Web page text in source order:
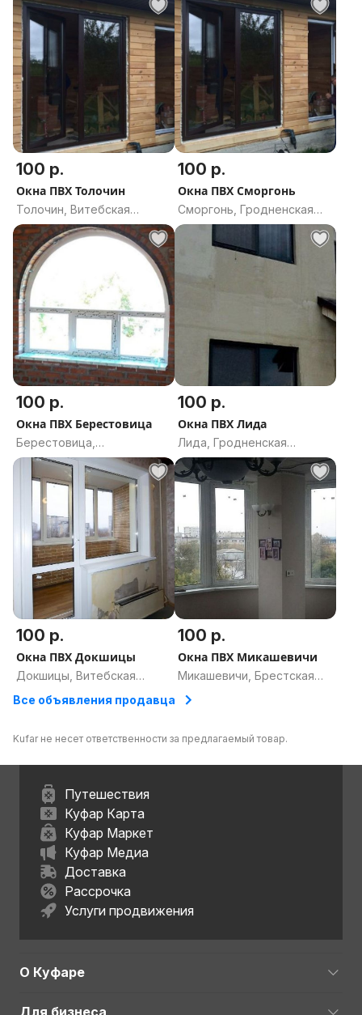
100 р.
Окна ПВХ Толочин
Толочин, Витебская
область
100 р.
Окна ПВХ Сморгонь
Сморгонь, Гродненская
область
100 р.
Окна ПВХ Берестовица
Берестовица,
Гродненская область
100 р.
Окна ПВХ Лида
Лида, Гродненская
область
100 р.
Окна ПВХ Докшицы
Докшицы, Витебская
100 р.
Окна ПВХ Микашевичи
Микашевичи, Брестская
Все объявления продавца
Kufar не несет ответственности за предлагаемый товар.
Путешествия
Куфар Карта
Куфар Маркет
Куфар Медиа
Доставка
Рассрочка
Услуги продвижения
О Куфаре
Для бизнеса